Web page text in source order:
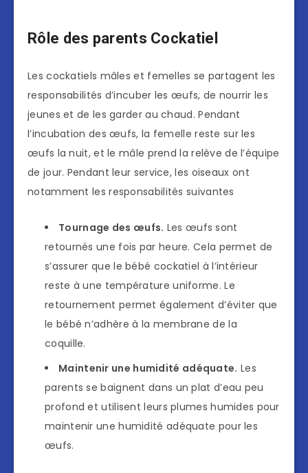
Rôle des parents Cockatiel
Les cockatiels mâles et femelles se partagent les
responsabilités d’incuber les œufs, de nourrir les
jeunes et de les garder au chaud. Pendant
l’incubation des œufs, la femelle reste sur les
œufs la nuit, et le mâle prend la relève de l’équipe
de jour. Pendant leur service, les oiseaux ont
notamment les responsabilités suivantes
Tournage des œufs. Les œufs sont
retournés une fois par heure. Cela permet de
s’assurer que le bébé cockatiel à l’intérieur
reste à une température uniforme. Le
retournement permet également d’éviter que
le bébé n’adhère à la membrane de la
coquille.
Maintenir une humidité adéquate. Les
parents se baignent dans un plat d’eau peu
profond et utilisent leurs plumes humides pour
maintenir une humidité adéquate pour les
œufs.